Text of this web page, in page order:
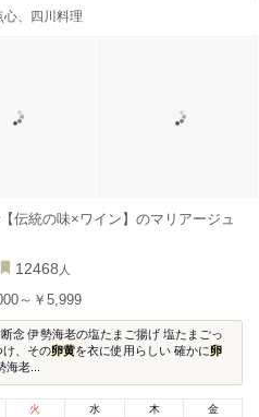
、四川料理
伝統の味×ワイン】のマリアージュ
12468 人
～￥5,999
念 伊勢海老の塩たまご揚げ 塩たまごっ
け、その卵黄を衣に使用らしい 確かに卵
老...
火 水 木 金